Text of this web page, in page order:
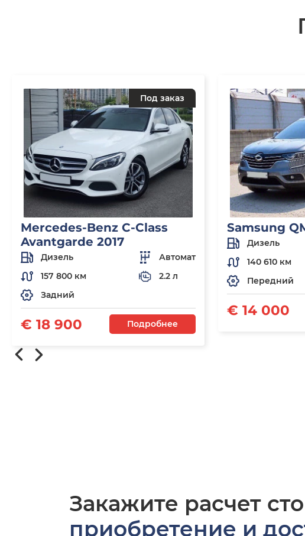
Под заказ
Mercedes-Benz C-Class
Avantgarde 2017
Дизель
Автомат
157 800 км
2.2 л
Задний
€ 18 900 Подробнее
Samsung
Дизель
140 610 км
Передний
€ 14 000
Закажите расчет
приобретение и